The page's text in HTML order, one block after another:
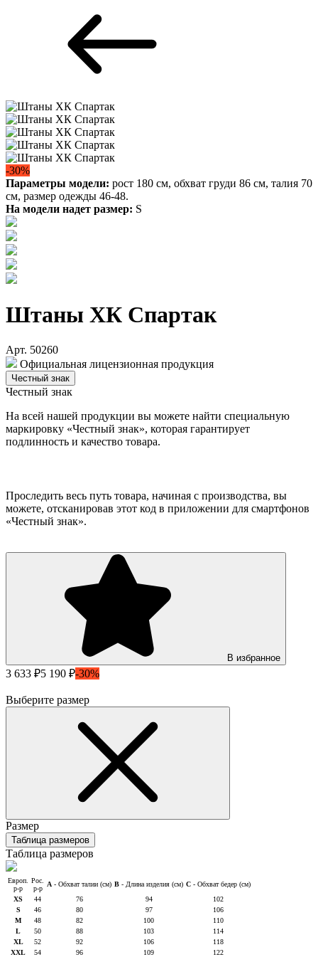
-30%
Параметры модели: рост 180 см, обхват груди 86 см, талия 70
см, размер одежды 46-48.
На модели надет размер: S
Штаны ХК Спартак
Арт. 50260
Официальная лицензионная продукция
Честный знак
Честный знак
На всей нашей продукции вы можете найти специальную
маркировку «Честный знак», которая гарантирует
подлинность и качество товара.
Проследить весь путь товара, начиная с производства, вы
можете, отсканировав этот код в приложении для смартфонов
«Честный знак».
В избранное
3 633 ₽5 190 ₽-30%
Выберите размер
Размер
Таблица размеров
Таблица размеров
Европ.
р-р
Рос.
р-р
A - Обхват талии (см) B - Длина изделия (см) C - Обхват бедер (см)
XS
44 76 94
102
S
46 80 97
106
M
48 82 100
110
L
50 88 103
114
XL
52 92 106
118
XXL
54 96 109
122